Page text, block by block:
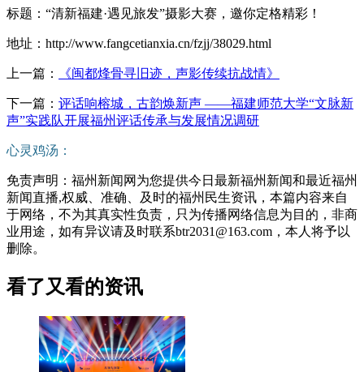
标题：“清新福建·遇见旅发”摄影大赛，邀你定格精彩！
地址：http://www.fangcetianxia.cn/fzjj/38029.html
上一篇： 《闽都烽骨寻旧迹，声影传续抗战情》
下一篇： 评话响榕城，古韵焕新声 ——福建师范大学“文脉新
声”实践队开展福州评话传承与发展情况调研
心灵鸡汤：
免责声明：福州新闻网为您提供今日最新福州新闻和最近福州
新闻直播,权威、准确、及时的福州民生资讯，本篇内容来自
于网络，不为其真实性负责，只为传播网络信息为目的，非商
业用途，如有异议请及时联系btr2031@163.com，本人将予以
删除。
看了又看的资讯